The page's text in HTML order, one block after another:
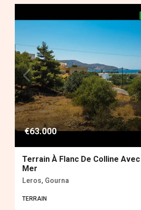
€63.000
Terrain À Flanc De Colline
Mer
Leros, Gourna
ΤERRAIN